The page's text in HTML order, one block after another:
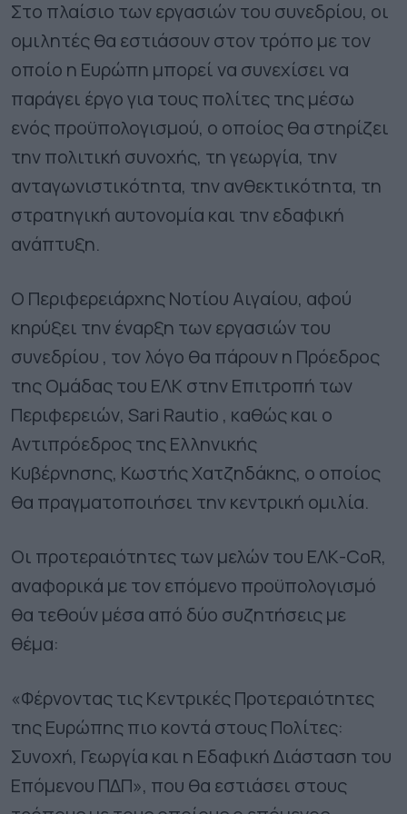
Στο πλαίσιο των εργασιών του συνεδρίου, οι
ομιλητές θα εστιάσουν στον τρόπο με τον
οποίο η Ευρώπη μπορεί να συνεχίσει να
παράγει έργο για τους πολίτες της μέσω
ενός προϋπολογισμού, ο οποίος θα στηρίζει
την πολιτική συνοχής, τη γεωργία, την
ανταγωνιστικότητα, την ανθεκτικότητα, τη
στρατηγική αυτονομία και την εδαφική
ανάπτυξη.
Ο Περιφερειάρχης Νοτίου Αιγαίου, αφού
κηρύξει την έναρξη των εργασιών του
συνεδρίου , τον λόγο θα πάρουν η Πρόεδρος
της Ομάδας του ΕΛΚ στην Επιτροπή των
Περιφερειών, Sari Rautio , καθώς και ο
Αντιπρόεδρος της Ελληνικής
Κυβέρνησης, Κωστής Χατζηδάκης, ο οποίος
θα πραγματοποιήσει την κεντρική ομιλία.
Οι προτεραιότητες των μελών του ΕΛΚ-CoR,
αναφορικά με τον επόμενο προϋπολογισμό
θα τεθούν μέσα από δύο συζητήσεις με
θέμα:
«Φέρνοντας τις Κεντρικές Προτεραιότητες
της Ευρώπης πιο κοντά στους Πολίτες:
Συνοχή, Γεωργία και η Εδαφική Διάσταση του
Επόμενου ΠΔΠ», που θα εστιάσει στους